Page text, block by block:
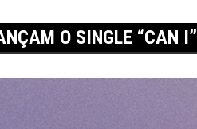
O SINGLE “CAN I”